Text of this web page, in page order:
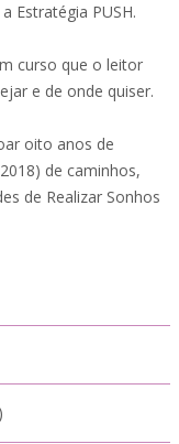
Estratégia PUSH.
curso que o leitor
e de onde quiser.
oito anos de
de caminhos,
de Realizar Sonhos